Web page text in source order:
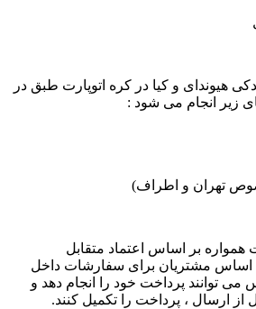
هیوندای و کیا در کره اتوپارت طبق در
زیر انجام می شود :
تهران و اطراف)
همواره بر اساس اعتماد متقابل
اساس مشتریان برای سفارشات داخل
توانند پرداخت خود را انجام دهد و
ارسال ، پرداخت را تکمیل کنند.